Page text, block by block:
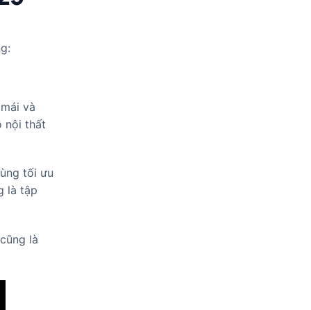
và
nội thất
tối ưu
là tập
là